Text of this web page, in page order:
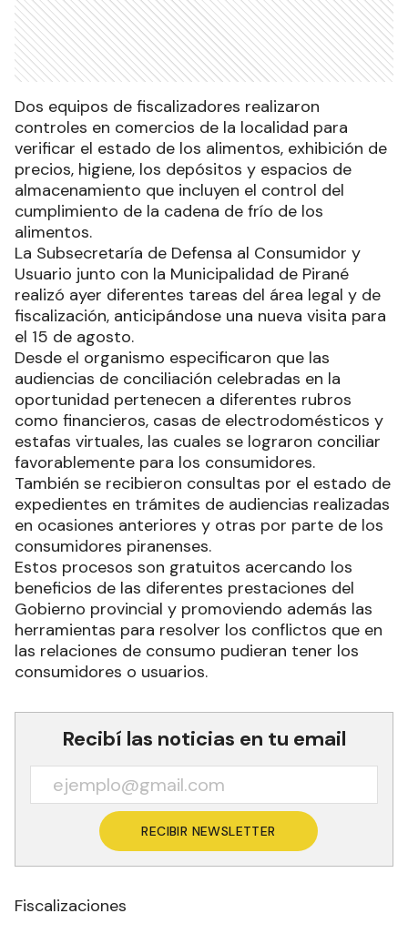
Dos equipos de fiscalizadores realizaron
controles en comercios de la localidad para
verificar el estado de los alimentos, exhibición de
precios, higiene, los depósitos y espacios de
almacenamiento que incluyen el control del
cumplimiento de la cadena de frío de los
alimentos.
La Subsecretaría de Defensa al Consumidor y
Usuario junto con la Municipalidad de Pirané
realizó ayer diferentes tareas del área legal y de
fiscalización, anticipándose una nueva visita para
el 15 de agosto.
Desde el organismo especificaron que las
audiencias de conciliación celebradas en la
oportunidad pertenecen a diferentes rubros
como financieros, casas de electrodomésticos y
estafas virtuales, las cuales se lograron conciliar
favorablemente para los consumidores.
También se recibieron consultas por el estado de
expedientes en trámites de audiencias realizadas
en ocasiones anteriores y otras por parte de los
consumidores piranenses.
Estos procesos son gratuitos acercando los
beneficios de las diferentes prestaciones del
Gobierno provincial y promoviendo además las
herramientas para resolver los conflictos que en
las relaciones de consumo pudieran tener los
consumidores o usuarios.
Recibí las noticias en tu email
RECIBIR NEWSLETTER
Fiscalizaciones